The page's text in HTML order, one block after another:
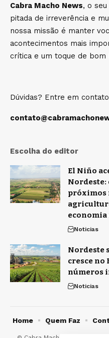
Cabra Macho News, o
pitada de irreverência e
nossa missão é manter
acontecimentos mais
crítica e um toque de bom
Dúvidas? Entre em
Escolha do editor
El Niño
Nordeste:
próximos
Noticias
Nordeste
cresce no
números
Noticias
Home Quem Faz